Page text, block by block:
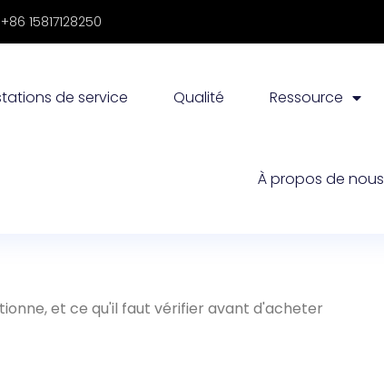
15817128250
de service Qualité Ressource
À propos de nous
et ce qu'il faut vérifier avant d'acheter